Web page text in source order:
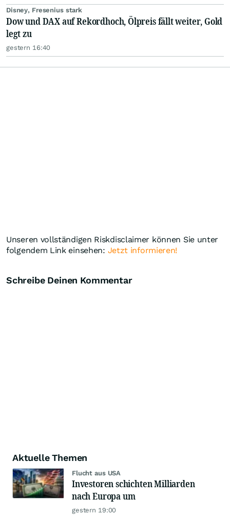
Disney, Fresenius stark
Dow und DAX auf Rekordhoch, Ölpreis fällt weiter, Gold
legt zu
gestern 16:40
Unseren vollständigen Riskdisclaimer können Sie unter
folgendem Link einsehen: Jetzt informieren!
Schreibe Deinen Kommentar
Aktuelle Themen
Flucht aus USA
Investoren schichten Milliarden
nach Europa um
gestern 19:00